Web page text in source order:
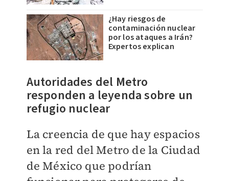
¿Hay riesgos de
contaminación nuclear
por los ataques a Irán?
Expertos explican
Autoridades del Metro
responden a leyenda sobre un
refugio nuclear
La creencia de que hay espacios
en la red del Metro de la Ciudad
de México que podrían